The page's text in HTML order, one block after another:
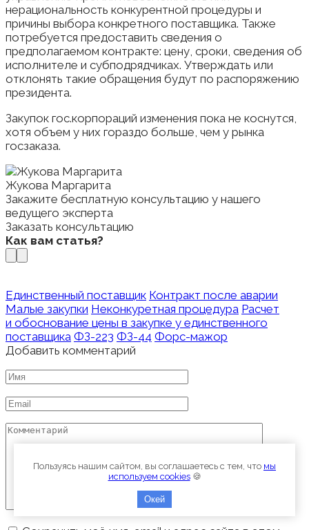
нерациональность конкурентной процедуры и
причины выбора конкретного поставщика. Также
потребуется предоставить сведения о
предполагаемом контракте: цену, сроки, сведения об
исполнителе и субподрядчиках. Утверждать или
отклонять такие обращения будут по распоряжению
президента.
Закупок гос.корпораций изменения пока не коснутся,
хотя объем у них гораздо больше, чем у рынка
госзаказа.
Жукова Маргарита
Закажите бесплатную консультацию у нашего
ведущего эксперта
Заказать консультацию
Как вам статья?
Единственный поставщик Контракт после аварии
Малые закупки Неконкуретная процедура Расчет
и обоснование цены в закупке у единственного
поставщика ФЗ-223 ФЗ-44 Форс-мажор
Добавить комментарий
Имя
*
Email
*
Комментарий
Пользуясь нашим сайтом, вы соглашаетесь с тем, что мы
используем cookies🍪
Окей